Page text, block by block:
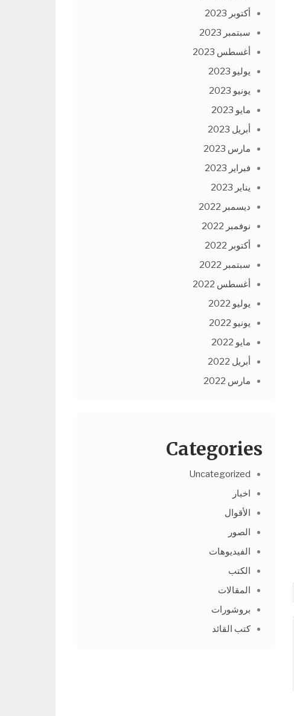
أكتوبر 2023
سبتمبر 2023
أغسطس 2023
يوليو 2023
يونيو 2023
مايو 2023
أبريل 2023
مارس 2023
فبراير 2023
يناير 2023
ديسمبر 2022
نوفمبر 2022
أكتوبر 2022
سبتمبر 2022
أغسطس 2022
يوليو 2022
يونيو 2022
مايو 2022
أبريل 2022
مارس 2022
Categories
Uncategorized
اخبار
الأقوال
الصور
الفيديوهات
الكتب
المقالات
بروشورات
كتب القائد